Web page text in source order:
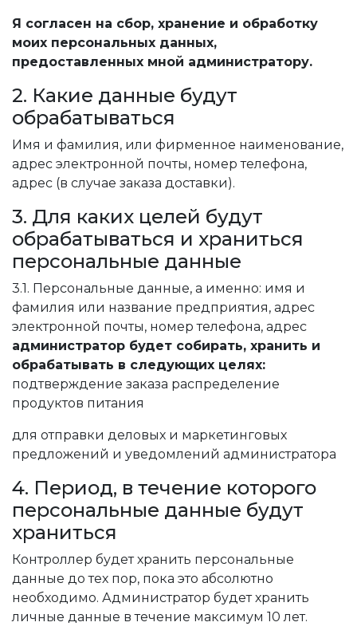
Я согласен на сбор, хранение и обработку
моих персональных данных,
предоставленных мной администратору.
2. Какие данные будут
обрабатываться
Имя и фамилия, или фирменное наименование,
адрес электронной почты, номер телефона,
адрес (в случае заказа доставки).
3. Для каких целей будут
обрабатываться и храниться
персональные данные
3.1. Персональные данные, а именно: имя и
фамилия или название предприятия, адрес
электронной почты, номер телефона, адрес
администратор будет собирать, хранить и
обрабатывать в следующих целях:
подтверждение заказа распределение
продуктов питания
для отправки деловых и маркетинговых
предложений и уведомлений администратора
4. Период, в течение которого
персональные данные будут
храниться
Контроллер будет хранить персональные
данные до тех пор, пока это абсолютно
необходимо. Администратор будет хранить
личные данные в течение максимум 10 лет.